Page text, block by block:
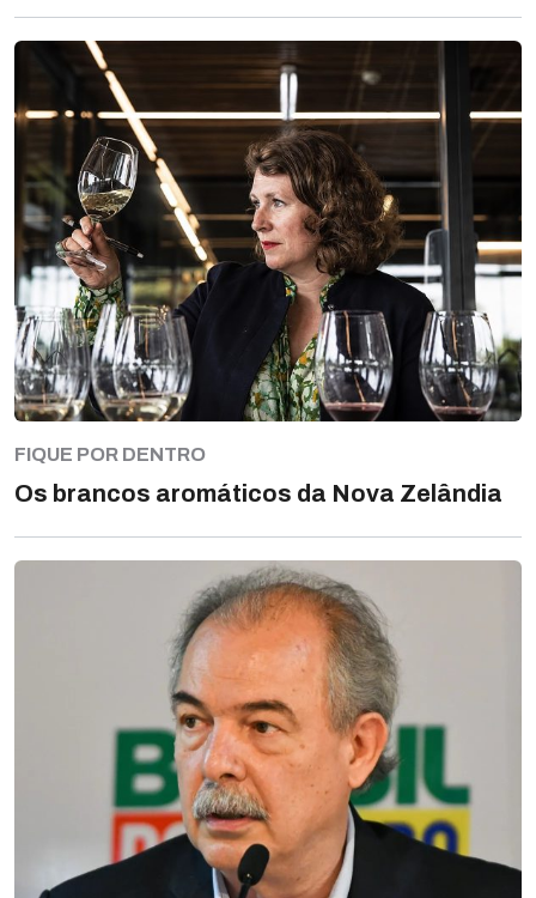
FIQUE POR DENTRO
Os brancos aromáticos da Nova Zelândia